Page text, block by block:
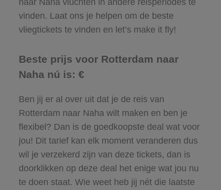
vinden. Laat ons je helpen om de beste
vliegtickets te vinden en let’s make it fly!
Beste prijs voor Rotterdam naar
Naha nú is: €
Ben jij er al over uit dat je de reis van
Rotterdam naar Naha wilt maken en ben je
flexibel? Dan is de goedkoopste deal wat voor
jou! Dit tarief kan elk moment veranderen dus
wil je verzekerd zijn van deze tickets, dan is
doorklikken op deze deal het enige wat jou nu
te doen staat. Wie weet heb jij nét die laatste